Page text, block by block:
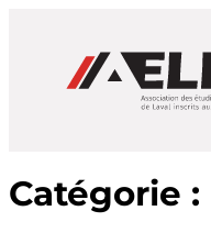
Catégorie :